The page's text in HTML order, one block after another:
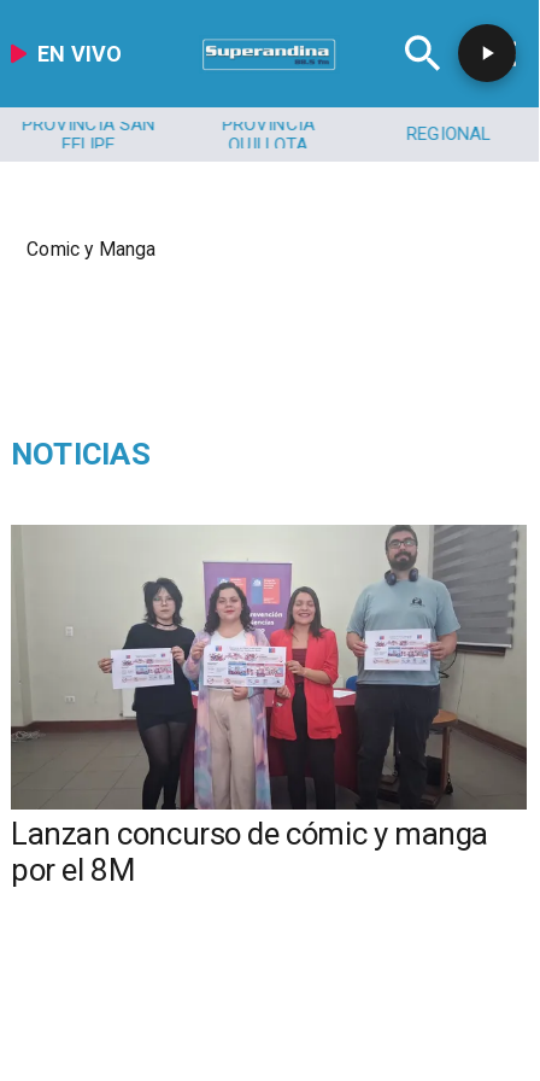
EN VIVO
PROVINCIA SAN
FELIPE
PROVINCIA
QUILLOTA
REGIONAL
Comic y Manga
NOTICIAS
Lanzan concurso de cómic y manga
por el 8M